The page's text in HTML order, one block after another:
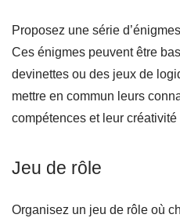
Proposez une série
Ces énigmes peuvent être
devinettes ou des jeux de
mettre en commun leurs
compétences et leur
Jeu de rôle
Organisez un jeu de rôle où